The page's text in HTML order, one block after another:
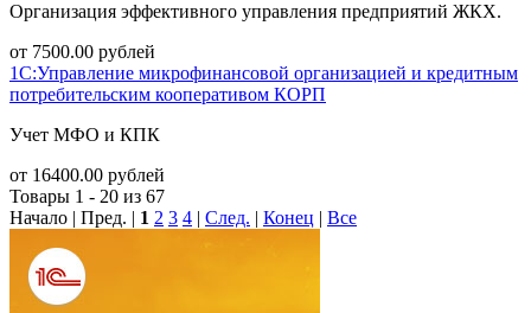
Организация эффективного управления предприятий ЖКХ.
от 7500.00 рублей
1С:Управление микрофинансовой организацией и кредитным
потребительским кооперативом КОРП
Учет МФО и КПК
от 16400.00 рублей
Товары 1 - 20 из 67
Начало | Пред. | 1 2 3 4 | След. | Конец | Все